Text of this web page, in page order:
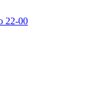
22-00